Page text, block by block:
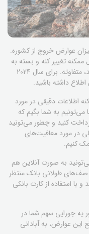
عوارض خروج از کشوره.
تغییر کنه و بسته به
نوع سفر و تعداد دفعاتی که در سال سفر می‌کنید، متفاوته. برای سال 2024
داشته باشید.
اطلاعات دقیقی در مورد
می‌تونیم به شما بگیم که
کنید و چطور می‌تونید
در مورد معافیت‌های
کنیم.
به صورت آنلاین هم
طولانی بانک منتظر
با استفاده از کارت بانکی
یه جورایی سهم شما در
عوارض، به آبادانی